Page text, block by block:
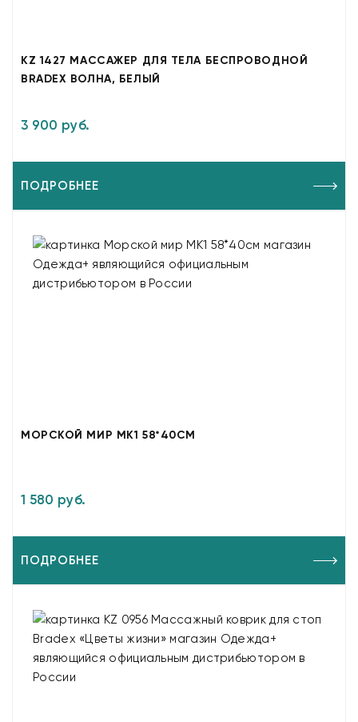
KZ 1427 МАССАЖЕР ДЛЯ ТЕЛА БЕСПРОВОДНОЙ
BRADEX ВОЛНА, БЕЛЫЙ
3 900 руб.
ПОДРОБНЕЕ
МОРСКОЙ МИР МК1 58*40СМ
1 580 руб.
ПОДРОБНЕЕ